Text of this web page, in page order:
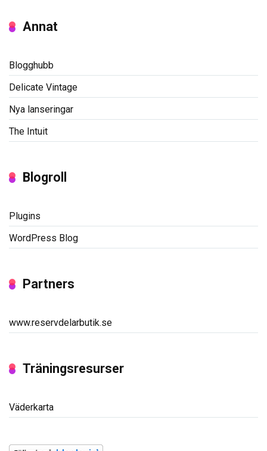
Annat
Blogghubb
Delicate Vintage
Nya lanseringar
The Intuit
Blogroll
Plugins
WordPress Blog
Partners
www.reservdelarbutik.se
Träningsresurser
Väderkarta